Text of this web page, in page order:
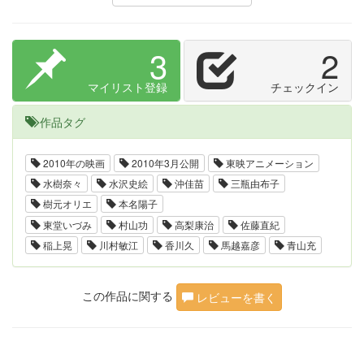
3
マイリスト登録 2
チェックイン
作品タグ
2010年の映画 2010年3月公開
東映アニメーション
水樹奈々
水沢史絵 沖佳苗
三瓶由布子
樹元オリエ
本名陽子
東堂いづみ
村山功 高梨康治
佐藤直紀
稲上晃
川村敏江 香川久 馬越嘉彦 青山充
この作品に関する レビューを書く